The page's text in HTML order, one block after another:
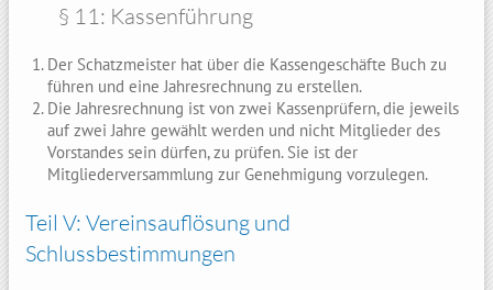
§ 11: Kassenführung
Der Schatzmeister hat über die Kassengeschäfte Buch zu
führen und eine Jahresrechnung zu erstellen.
Die Jahresrechnung ist von zwei Kassenprüfern, die jeweils
auf zwei Jahre gewählt werden und nicht Mitglieder des
Vorstandes sein dürfen, zu prüfen. Sie ist der
Mitgliederversammlung zur Genehmigung vorzulegen.
Teil V: Vereinsauflösung und
Schlussbestimmungen